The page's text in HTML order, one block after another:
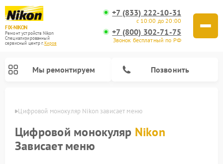
FIX-NIKON
Ремонт устройств Nikon
Специализированный
cервисный центр г.Киров
+7 (833) 222-10-31
с 10:00 до 20:00
+7 (800) 302-71-75
Звонок бесплатный по РФ
Мы ремонтируем Позвонить
Цифровой монокуляр Nikon зависает меню
Цифровой монокуляр Nikon
Зависает меню